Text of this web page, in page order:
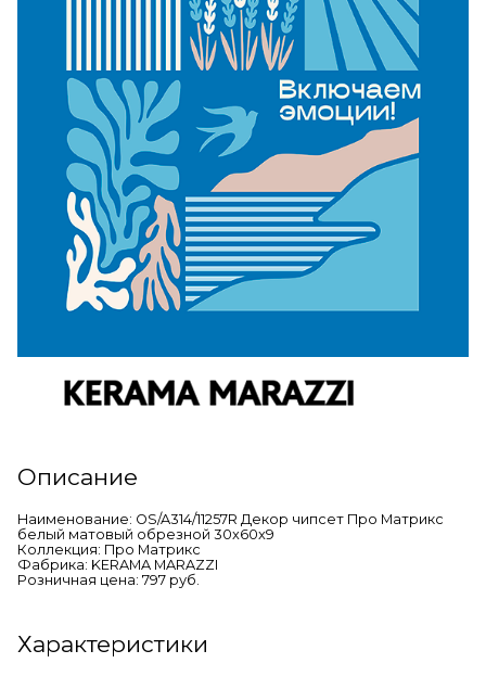
Описание
Наименование: OS/A314/11257R Декор чипсет Про Матрикс
белый матовый обрезной 30x60x9
Коллекция: Про Матрикс
Фабрика: KERAMA MARAZZI
Розничная цена: 797 руб.
Характеристики